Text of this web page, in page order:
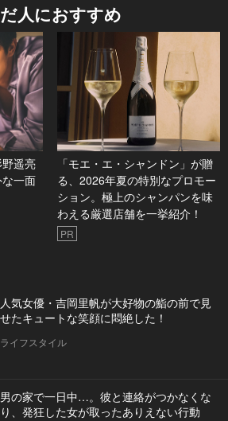
人におすすめ
遥亮
一面
「モエ・エ・シャンドン」が贈
る、2026年夏の特別なプロモー
ション。極上のシャンパンを味
わえる厳選店舗を一挙紹介！
PR
人気女優・吉岡里帆が大好物の鮨の前で見
せたキュートな笑顔に悶絶した！
ライフスタイル
男の家で一日中…。彼と連絡がつかなくな
り、発狂した女が取ったありえない行動